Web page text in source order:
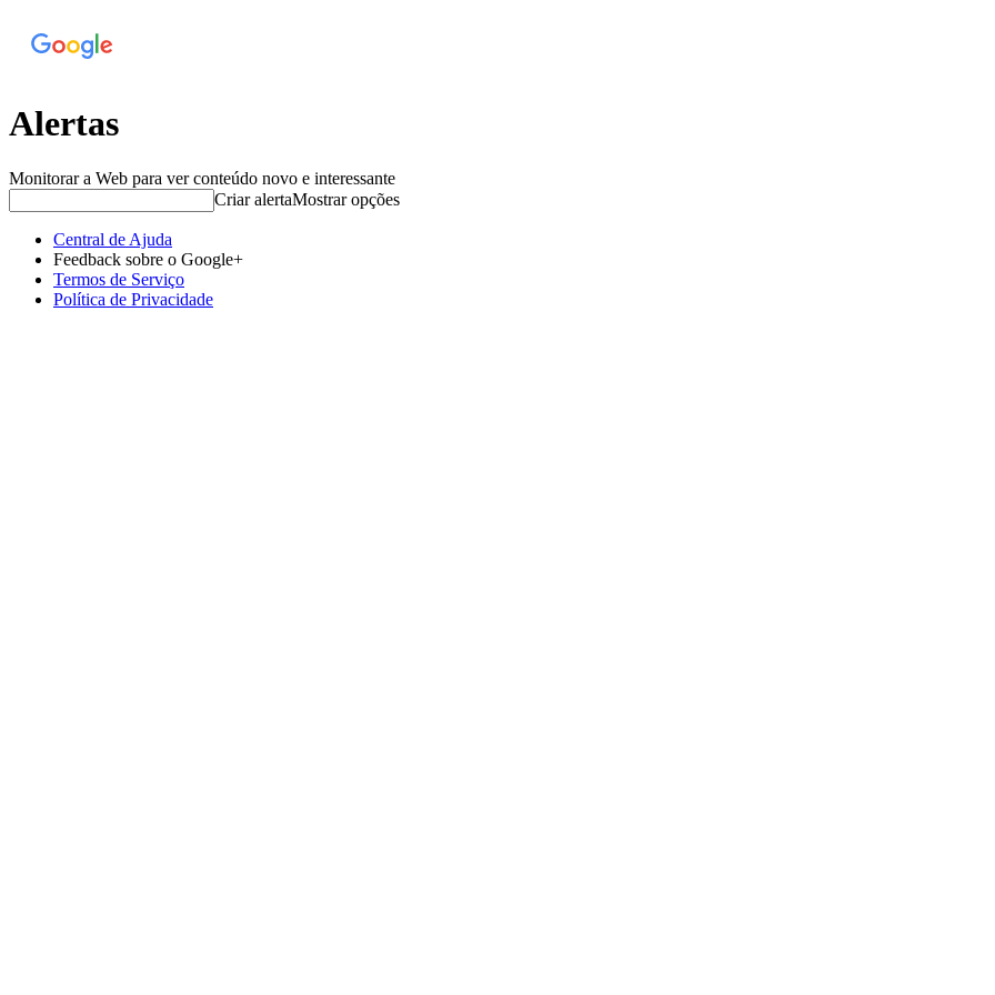
Alertas
Monitorar a Web para ver conteúdo novo e interessante
Criar alertaMostrar opções
Central de Ajuda
Feedback sobre o Google+
Termos de Serviço
Política de Privacidade